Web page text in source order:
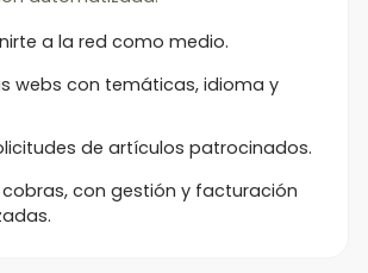
a la red como medio.
webs con temáticas, idioma y
de artículos patrocinados.
cobras, con gestión y facturación